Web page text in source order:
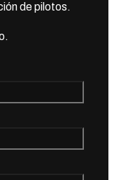
de pilotos.